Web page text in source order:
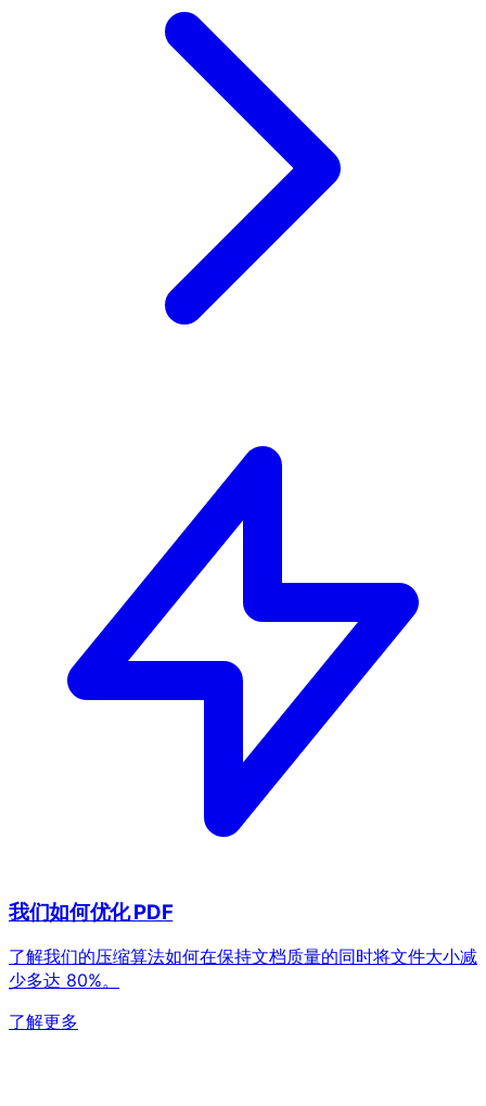
我们如何优化 PDF
了解我们的压缩算法如何在保持文档质量的同时将文件大小减
少多达 80%。
了解更多